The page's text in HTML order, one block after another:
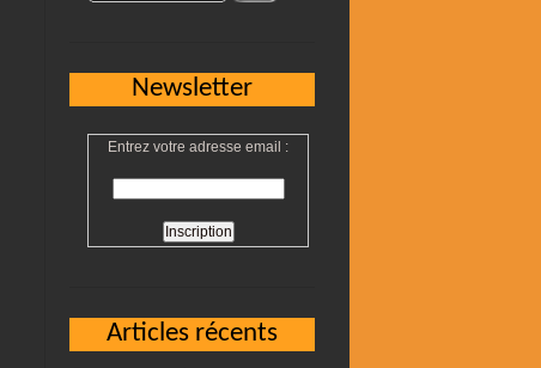
Newsletter
Entrez votre adresse email :
Articles récents